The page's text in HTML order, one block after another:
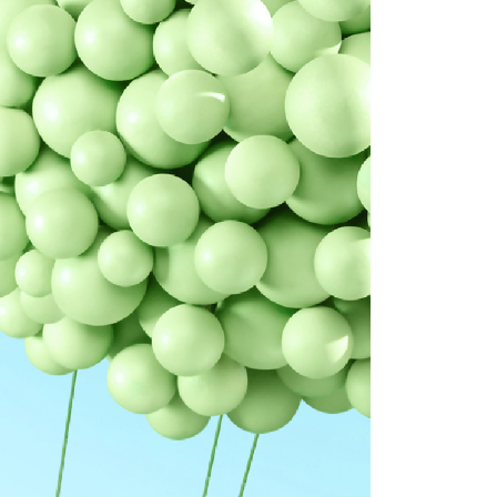
結打開帳單後，可選擇「超商條碼／台灣大直營門市／銀行轉
／iPASS MONEY」等通路繳費。
「台灣大哥大股份有限公司」（以下簡稱本公司）所提供，讓
，得透過本服務購買商品或服務，並由商店將買賣／分期付
權讓與本公司後，依約使用本公司帳單繳交帳款。
款使用「大哥付你分期」之契約關係目的，商店將以您的個人
名、電話或地址）提供予台灣大哥大進項蒐集、處理及利
與您本人進行分期帳單所需資料之確認、核對及更正。
務條款，請詳閱以下連結：
https://oppay.tw/userRule
，進行簡訊認證並確認金額後，即可完成結帳。
數日內，您將收到繳費通知簡訊。
通知簡訊後14天內，點擊此簡訊中的連結，可透過四大超商
銀行／等多元方式進行付款，方視為交易完成。
帳手續完成當下不需立刻繳費，但若您需要取消訂單，請聯
店家。未經商家同意取消之訂單仍視為有效，需透過AFTEE
相關費用。
功請以「AFTEE先享後付 」之結帳頁面顯示為準，若有關於
／繳費後需取消欲退款等相關疑問，請聯繫「AFTEE先享後
心」https://netprotections.freshdesk.com/support/home
沛科技股份有限公司提供之「AFTEE先享後付」服務完成之
服務之必要範圍內提供個人資料，並將交易相關給付款項請
恩沛科技股份有限公司。
資料處理事宜，請瀏覽以下網址：
terms/#terms3
使用者請事先徵得法定代理人或監護人之同意方可使用
後付」，若未經同意申辦者引起之損失，本公司不負相關責
先享後付」時，將依據個別帳號之用戶狀況，依本公司
不同之上限額度；若仍有額度不足之情形，本公司將視審查
進行身份認證。
註冊多個帳號或使用他人資訊註冊。若發現惡意使用之情
滿NT$499(含以上)免運費
滿NT$499(含以上)免運費
款
滿NT$499(含以上)免運費
取貨
滿NT$499(含以上)免運費
滿NT$499(含以上)免運費
滿NT$499(含以上)免運費